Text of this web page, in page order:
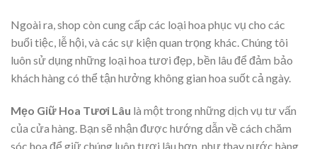
Ngoài ra, shop còn cung cấp các loại hoa phục vụ cho các
buổi tiệc, lễ hội, và các sự kiện quan trọng khác. Chúng tôi
luôn sử dụng những loại hoa tươi đẹp, bền lâu để đảm bảo
khách hàng có thể tận hưởng không gian hoa suốt cả ngày.
Mẹo Giữ Hoa Tươi Lâu là một trong những dịch vụ tư vấn
của cửa hàng. Bạn sẽ nhận được hướng dẫn về cách chăm
sóc hoa để giữ chúng luôn tươi lâu hơn, như thay nước hàng